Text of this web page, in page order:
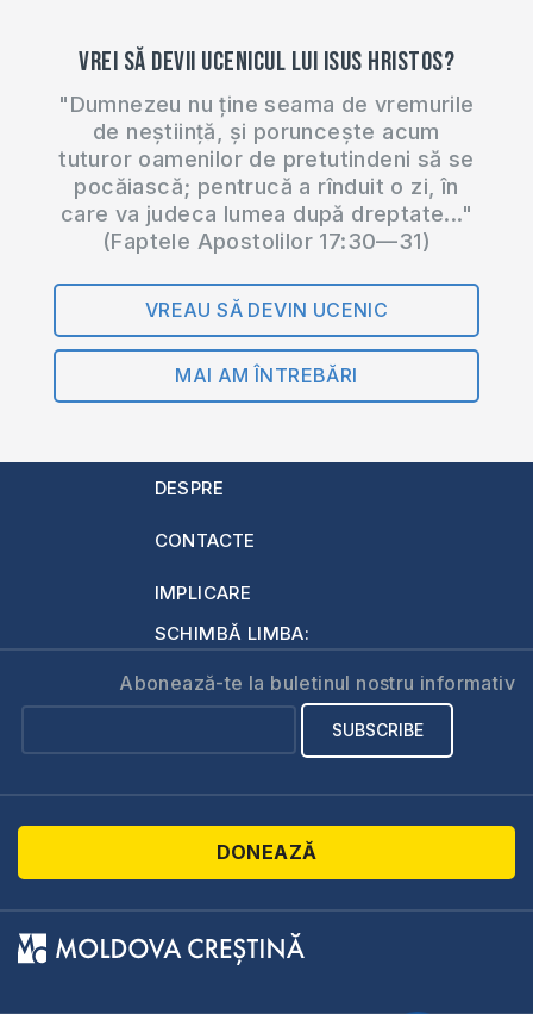
Vrei să devii ucenicul lui Isus Hristos?
"Dumnezeu nu ține seama de vremurile
de neștiință, și poruncește acum
tuturor oamenilor de pretutindeni să se
pocăiască; pentrucă a rînduit o zi, în
care va judeca lumea după dreptate..."
(Faptele Apostolilor 17:30—31)
VREAU SĂ DEVIN UCENIC
MAI AM ÎNTREBĂRI
DESPRE
CONTACTE
IMPLICARE
SCHIMBĂ LIMBA:
Abonează-te la buletinul nostru informativ
DONEAZĂ